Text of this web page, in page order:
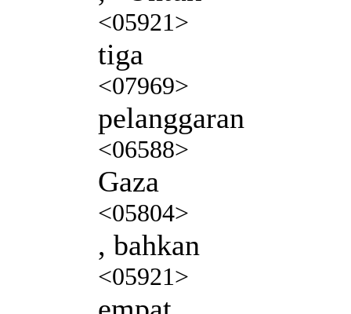
<05921>
tiga
<07969>
pelanggaran
<06588>
Gaza
<05804>
, bahkan
<05921>